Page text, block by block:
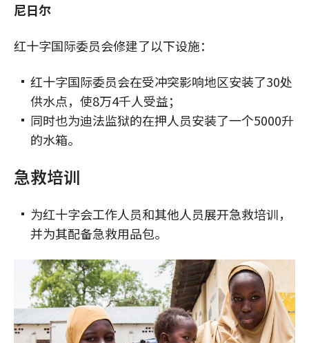
尼日尔
红十字国际委员会修建了以下设施：
红十字国际委员会在受冲突影响地区安装了30处
供水点，使8万4千人受益；
同时也为迪法监狱的在押人员安装了一个5000升
的水箱。
急救培训
为红十字会工作人员和其他人员展开急救培训，
并为其配备急救用品包。